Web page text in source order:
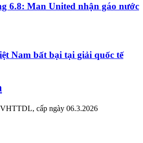
6.8: Man United nhận gáo nước
Nam bất bại tại giải quốc tế
cấp ngày 06.3.2026